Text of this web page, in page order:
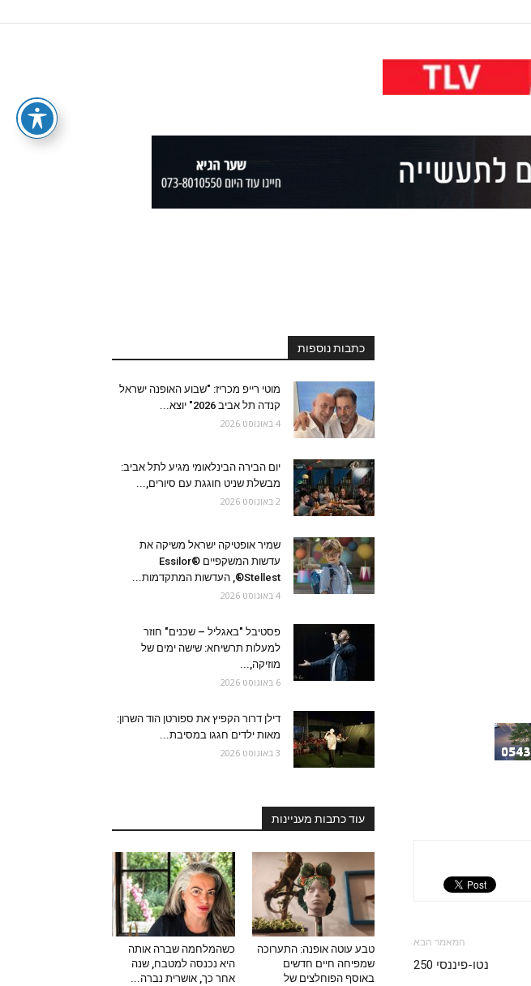
המאמר הבא
נטו-פיננסי 250
כתבות נוספות
מוטי רייפ מכריז: "שבוע האופנה ישראל
קנדה תל אביב 2026" יוצא...
4 באוגוסט 2026
יום הבירה הבינלאומי מגיע לתל אביב:
מבשלת שניט חוגגת עם סיורים,...
2 באוגוסט 2026
שמיר אופטיקה ישראל משיקה את
עדשות המשקפיים Essilor®
Stellest®, העדשות המתקדמות...
4 באוגוסט 2026
פסטיבל "באגליל – שכנים" חוזר
למעלות תרשיחא: שישה ימים של
מוזיקה,...
6 באוגוסט 2026
דילן דרור הקפיץ את ספורטן הוד השרון:
מאות ילדים חגגו במסיבת...
3 באוגוסט 2026
עוד כתבות מעניינות
טבע עוטה אופנה: התערוכה
שמפיחה חיים חדשים
באוסף הפוחלצים של
כשהמלחמה שברה אותה
היא נכנסה למטבח, שנה
אחר כך, אושרית נברה...